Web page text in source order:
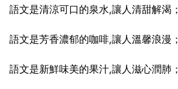
語文是清涼可口的泉水,讓人清甜解渴；
語文是芳香濃郁的咖啡,讓人溫馨浪漫；
語文是新鮮味美的果汁,讓人滋心潤肺；